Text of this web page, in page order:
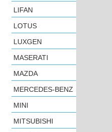
LIFAN
LOTUS
LUXGEN
MASERATI
MAZDA
MERCEDES-BENZ
MINI
MITSUBISHI